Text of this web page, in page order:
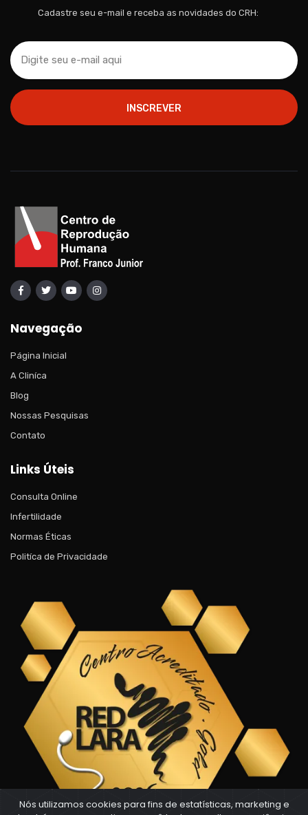
Cadastre seu e-mail e receba as novidades do CRH:
INSCREVER
Navegação
Página Inicial
A Cliníca
Blog
Nossas Pesquisas
Contato
Links Úteis
Consulta Online
Infertilidade
Normas Éticas
Politíca de Privacidade
Nós utilizamos cookies para fins de estatísticas, marketing e